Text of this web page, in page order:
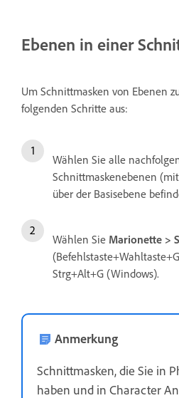
Ebenen in einer
Um Schnittmasken von Ebenen
folgenden Schritte aus:
Wählen Sie alle
Schnittmaskenebenen
über der Basisebene
Wählen Sie Marionette >
Strg+Alt+G (Windows).
Anmerkung
Schnittmasken, die Sie in
haben und in Character